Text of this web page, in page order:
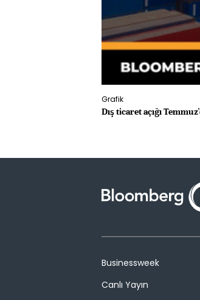
Grafik
Dış ticaret açığı
Businessweek
Canlı Yayın